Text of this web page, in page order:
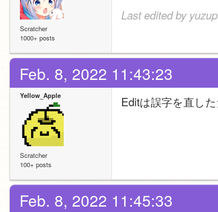
Scratcher
1000+ posts
Last edited by
Feb. 8, 2022 11:43:23
Yellow_Apple
Scratcher
100+ posts
Editは誤字を直し
Feb. 8, 2022 11:45:33